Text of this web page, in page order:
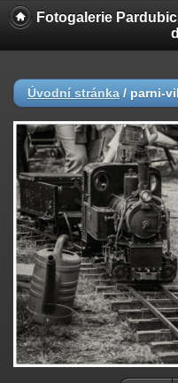
Fotogalerie
Úvodní stránka / parni-